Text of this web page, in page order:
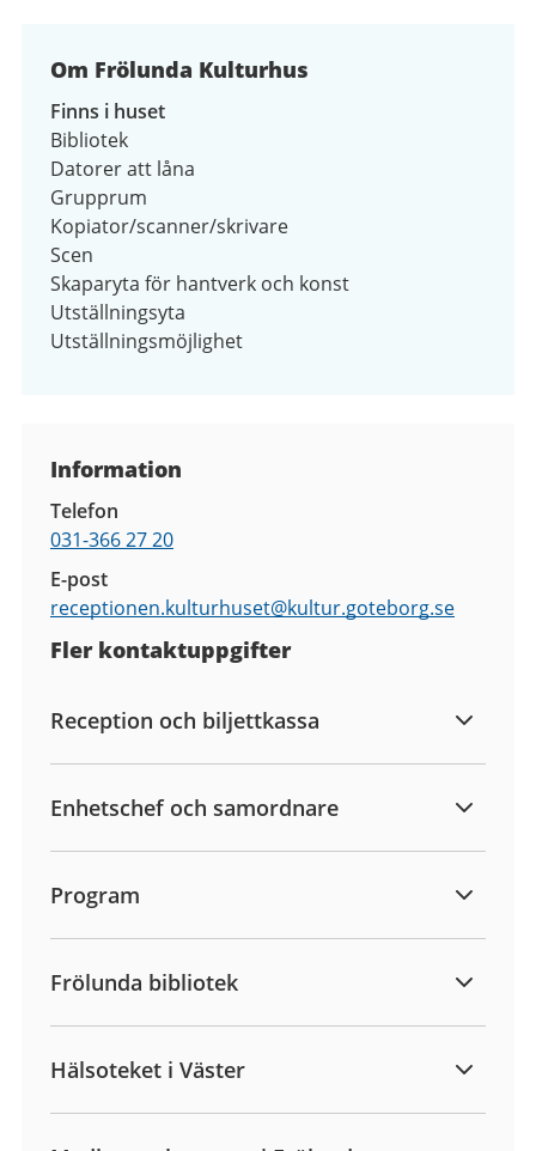
Om Frölunda Kulturhus
Finns i huset
Bibliotek
Datorer att låna
Grupprum
Kopiator/scanner/skrivare
Scen
Skaparyta för hantverk och konst
Utställningsyta
Utställningsmöjlighet
Information
Telefon
031-366 27 20
E-post
receptionen.kulturhuset@kultur.goteborg.se
Fler kontaktuppgifter
Reception och biljettkassa
Enhetschef och samordnare
Program
Frölunda bibliotek
Hälsoteket i Väster